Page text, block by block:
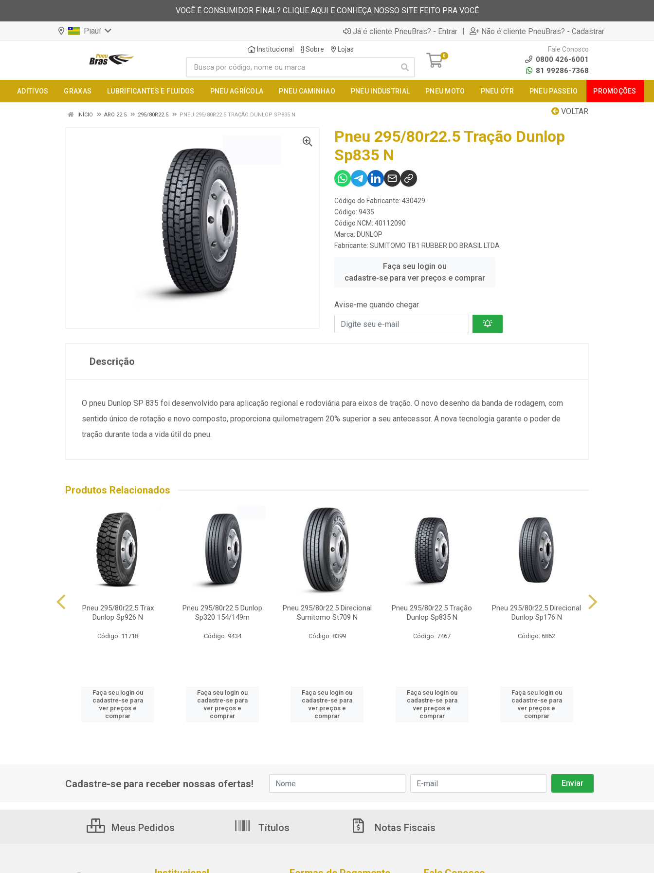
VOCÊ É CONSUMIDOR FINAL? CLIQUE AQUI E CONHEÇA NOSSO SITE FEITO PRA VOCÊ
Piauí Já é cliente PneuBras? - Entrar | Não é cliente PneuBras? - Cadastrar
Institucional Sobre Lojas
0
Fale Conosco
0800 426-6001
81 99286-7368
ADITIVOS GRAXAS LUBRIFICANTES E FLUIDOS PNEU AGRÍCOLA PNEU CAMINHAO PNEU INDUSTRIAL PNEU MOTO PNEU OTR PNEU PASSEIO PROMOÇÕES
VOLTAR
INÍCIO ARO 22.5 295/80R22.5 PNEU 295/80R22.5 TRAÇÃO DUNLOP SP835 N
Pneu 295/80r22.5 Tração Dunlop
Sp835 N
Código do Fabricante: 430429
Código: 9435
Código NCM: 40112090
Marca: DUNLOP
Fabricante: SUMITOMO TB1 RUBBER DO BRASIL LTDA
Faça seu login ou
cadastre-se para ver preços e comprar
Avise-me quando chegar
Descrição
O pneu Dunlop SP 835 foi desenvolvido para aplicação regional e rodoviária para eixos de tração. O novo desenho da banda de rodagem, com
sentido único de rotação e novo composto, proporciona quilometragem 20% superior a seu antecessor. A nova tecnologia garante o poder de
tração durante toda a vida útil do pneu.
Produtos Relacionados
Pneu 295/80r22.5 Trax
Dunlop Sp926 N
Código: 11718
Faça seu login ou
cadastre-se para
ver preços e
comprar
Pneu 295/80r22.5 Dunlop
Sp320 154/149m
Código: 9434
Faça seu login ou
cadastre-se para
ver preços e
comprar
Pneu 295/80r22.5 Direcional
Sumitomo St709 N
Código: 8399
Faça seu login ou
cadastre-se para
ver preços e
comprar
Pneu 295/80r22.5 Tração
Dunlop Sp835 N
Código: 7467
Faça seu login ou
cadastre-se para
ver preços e
comprar
Pneu 295/80r22.5 Direcional
Dunlop Sp176 N
Código: 6862
Faça seu login ou
cadastre-se para
ver preços e
comprar
Cadastre-se para receber nossas ofertas!
Meus Pedidos Títulos Notas Fiscais